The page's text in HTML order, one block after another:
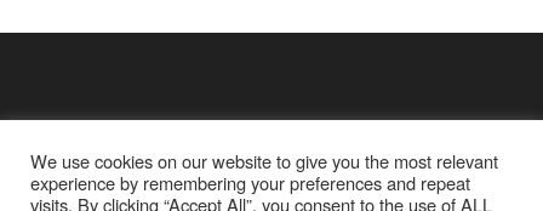
We use cookies on our website to give you the most relevant
experience by remembering your preferences and repeat
visits. By clicking “Accept All”, you consent to the use of ALL